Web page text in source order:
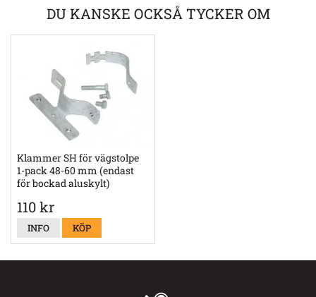
DU KANSKE OCKSÅ TYCKER OM
Klammer SH för vägstolpe
1-pack 48-60 mm (endast
för bockad aluskylt)
110 kr
INFO KÖP